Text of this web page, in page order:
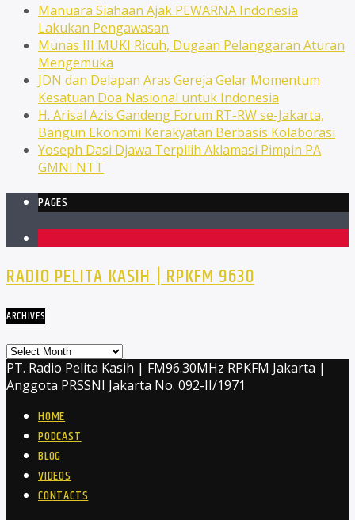
Manuara Siahaan Ajak PEWARNA Indonesia
Lakukan Pengawasan
Munas III MUKI Ricuh, Dugaan Pelanggaran Aturan
Mengemuka
JDN dan Delapan Aras Gereja Gelar Momentum
Kesatuan Doa Nasional untuk Indonesia
H. Arisal Azis Gandeng Forum RT-RW se-Jakarta,
Bangun Ekonomi Kerakyatan Berbasis Kolaborasi
Yoseph Dasi Djawa Terpilih Aklamasi Pimpin PA
GMNI NTT
PAGES
RADIO PELITA KASIH | RPKFM 9630
ARCHIVES
Archives
PT. Radio Pelita Kasih | FM96.30MHz RPKFM Jakarta |
Anggota PRSSNI Jakarta No. 092-II/1971
HOME
PODCAST
BLOG
VIDEOS
CONTACTS